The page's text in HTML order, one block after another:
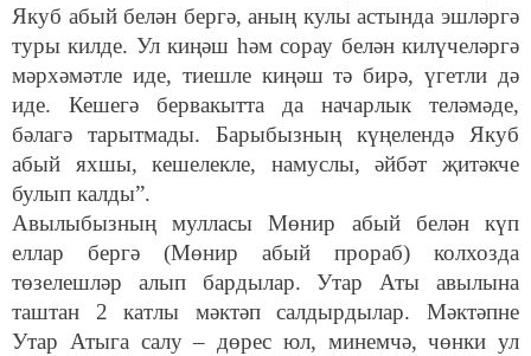
Якуб абый белән бергә, аның кулы астында эшләргә
туры килде. Ул киңәш һәм сорау белән килүчеләргә
мәрхәмәтле иде, тиешле киңәш тә бирә, үгетли дә
иде. Кешегә бервакытта да начарлык теләмәде,
бәлагә тарытмады. Барыбызның күңелендә Якуб
абый яхшы, кешелекле, намуслы, әйбәт җитәкче
булып калды”.
Авылыбызның мулласы Мөнир абый белән күп
еллар бергә (Мөнир абый прораб) колхозда
төзелешләр алып бардылар. Утар Аты авылына
таштан 2 катлы мәктәп салдырдылар. Мәктәпне
Утар Атыга салу – дөрес юл, минемчә, чөнки ул